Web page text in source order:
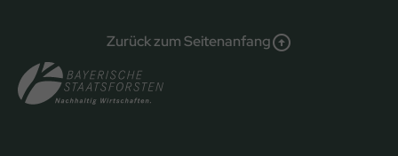
Zurück zum Seitenanfang